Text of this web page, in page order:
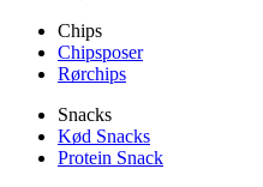
Chips
Chipsposer
Rørchips
Snacks
Kød Snacks
Protein Snack